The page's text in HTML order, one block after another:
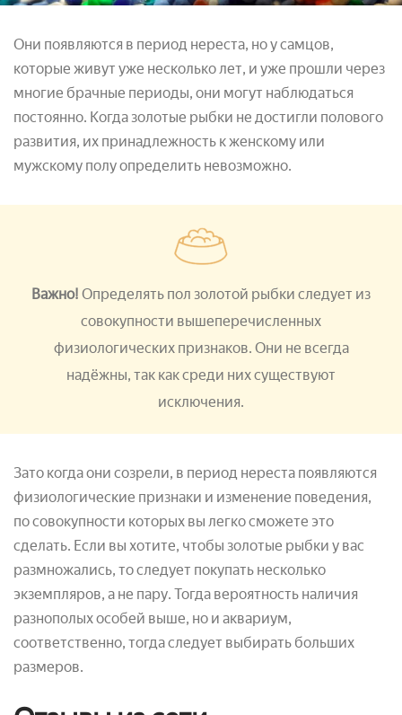
Они появляются в период нереста, но у самцов,
которые живут уже несколько лет, и уже прошли через
многие брачные периоды, они могут наблюдаться
постоянно. Когда золотые рыбки не достигли полового
развития, их принадлежность к женскому или
мужскому полу определить невозможно.
Важно! Определять пол золотой рыбки следует из
совокупности вышеперечисленных
физиологических признаков. Они не всегда
надёжны, так как среди них существуют
исключения.
Зато когда они созрели, в период нереста появляются
физиологические признаки и изменение поведения,
по совокупности которых вы легко сможете это
сделать. Если вы хотите, чтобы золотые рыбки у вас
размножались, то следует покупать несколько
экземпляров, а не пару. Тогда вероятность наличия
разнополых особей выше, но и аквариум,
соответственно, тогда следует выбирать больших
размеров.